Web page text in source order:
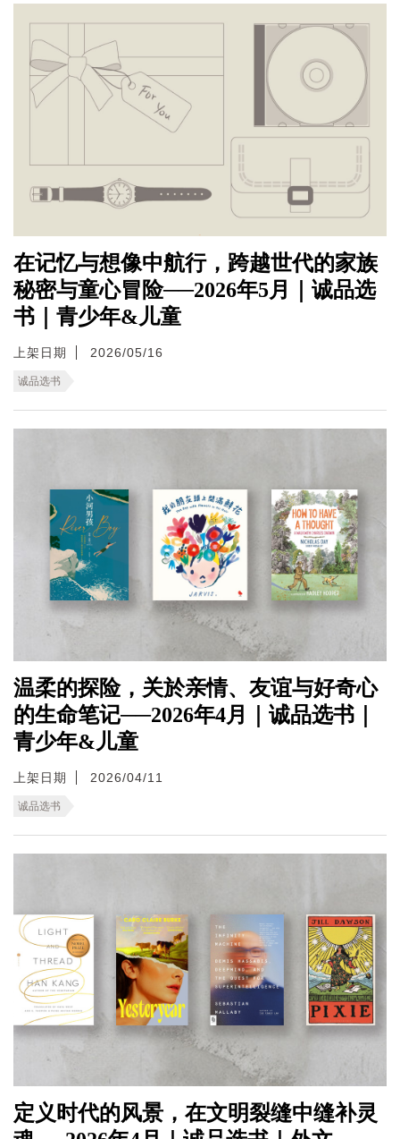
在记忆与想像中航行，跨越世代的家族
秘密与童心冒险──2026年5月｜诚品选
书｜青少年&儿童
上架日期 2026/05/16
诚品选书
温柔的探险，关於亲情、友谊与好奇心
的生命笔记──2026年4月｜诚品选书｜
青少年&儿童
上架日期 2026/04/11
诚品选书
定义时代的风景，在文明裂缝中缝补灵